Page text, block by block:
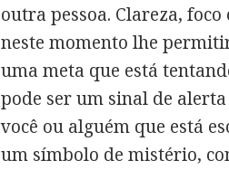
outra pessoa. Clareza,
neste momento lhe
uma meta que está
pode ser um sinal de
você ou alguém que está
um símbolo de mistério,